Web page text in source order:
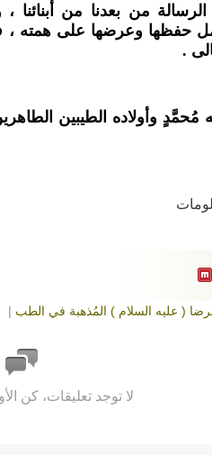
من بعدنا من أبنائنا ،
حفظها وعرضها على همته ،
.
وأولاده الطيبين
( عليه السلام ) المُذهبة في الطب |
لا توجد تعليقات، كن